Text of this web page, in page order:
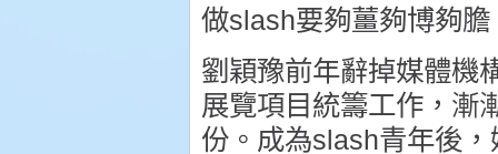
做slash要夠薑夠博夠膽
劉穎豫前年辭掉媒體機
展覽項目統籌工作，漸
份。成為slash青年後